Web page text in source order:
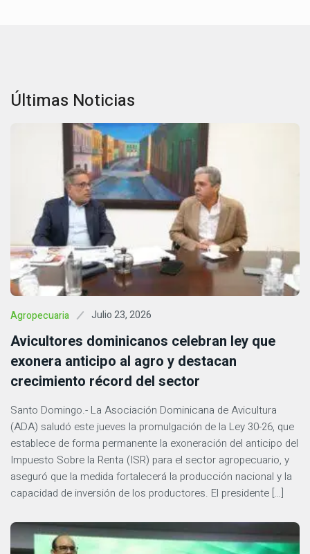
Últimas Noticias
Agropecuaria Julio 23, 2026
Avicultores dominicanos celebran ley que
exonera anticipo al agro y destacan
crecimiento récord del sector
Santo Domingo.- La Asociación Dominicana de Avicultura
(ADA) saludó este jueves la promulgación de la Ley 30-26, que
establece de forma permanente la exoneración del anticipo del
Impuesto Sobre la Renta (ISR) para el sector agropecuario, y
aseguró que la medida fortalecerá la producción nacional y la
capacidad de inversión de los productores. El presidente […]